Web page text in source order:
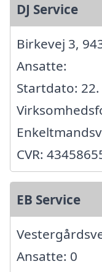
DJ Service
Birkevej 3,
Ansatte:
Startdato:
CVR:
EB Service
Ansatte: 0